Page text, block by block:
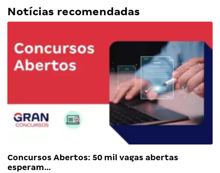
Notícias recomendadas
Concursos Abertos: 50 mil vagas abertas
esperam…